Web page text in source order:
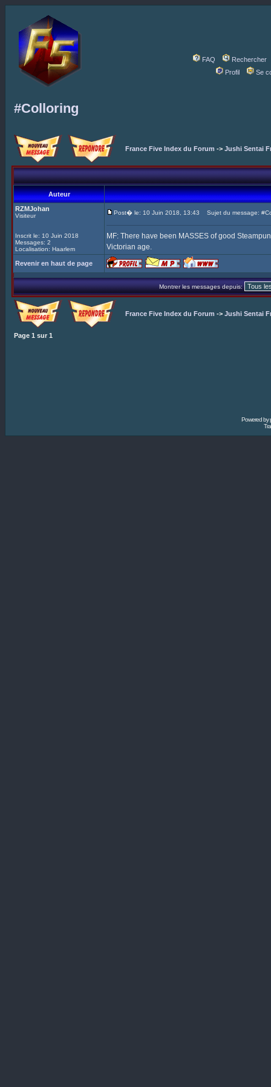
FAQ
Rechercher
Profil
Se
#Colloring
France Five Index du Forum -> Jushi Sentai
Auteur
RZMJohan
Visiteur
Inscrit le: 10 Juin 2018
Messages: 2
Localisation: Haarlem
Post� le: 10 Juin 2018, 13:43 Sujet du message:
MF: There have been MASSES of good
Victorian age.
Revenir en haut de page
Montrer les messages depuis:
France Five Index du Forum -> Jushi Sentai
Page 1 sur 1
Powered by